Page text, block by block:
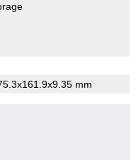
75.3x161.9x9.35 mm